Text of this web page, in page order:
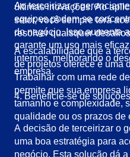
últimas inovações. Ao
setor, você sempre terá
resolver quaisquer
Ao terceirizar o
equipes podem se
do negócio. Isso aumenta
garante um uso mais
internos, melhorando o
empresa.
A escalabilidade que a
de projetos oferece é uma
Trabalhar com uma rede
permite que sua empresa
tamanho e complexidade,
qualidade ou os prazos de
4. Beneficie-se de
A decisão de terceirizar o
uma boa estratégia para
negócio. Esta solução dá